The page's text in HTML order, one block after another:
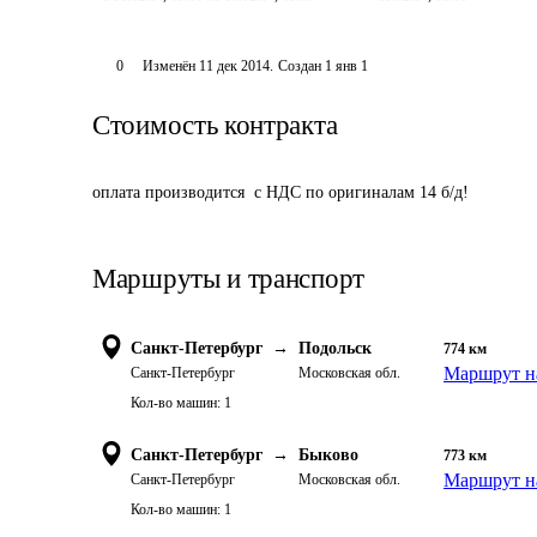
0 Изменён 11 дек 2014. Создан 1 янв 1
Стоимость контракта
оплата производится  с НДС по оригиналам 14 б/д!
Маршруты и транспорт
Санкт-Петербург →
Санкт-Петербург
Подольск
Московская обл.
774 км
Маршрут
Кол-во машин: 1
Санкт-Петербург →
Санкт-Петербург
Быково
Московская обл.
773 км
Маршрут
Кол-во машин: 1